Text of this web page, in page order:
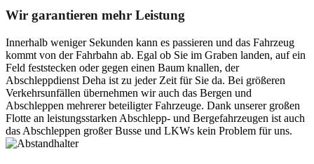
Wir garantieren mehr Leistung
Innerhalb weniger Sekunden kann es passieren und das Fahrzeug
kommt von der Fahrbahn ab. Egal ob Sie im Graben landen, auf ein
Feld feststecken oder gegen einen Baum knallen, der
Abschleppdienst Deha ist zu jeder Zeit für Sie da. Bei größeren
Verkehrsunfällen übernehmen wir auch das Bergen und
Abschleppen mehrerer beteiligter Fahrzeuge. Dank unserer großen
Flotte an leistungsstarken Abschlepp- und Bergefahrzeugen ist auch
das Abschleppen großer Busse und LKWs kein Problem für uns.